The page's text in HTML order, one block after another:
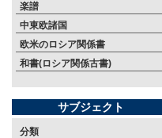
楽譜
中東欧諸国
欧米のロシア関係書
和書(ロシア関係古書)
サブジェクト
分類